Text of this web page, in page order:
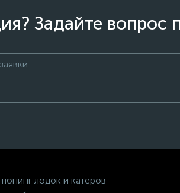
Задайте вопрос
лодок и катеров